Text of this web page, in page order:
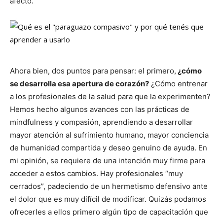
Ahora bien, dos puntos para pensar: el primero, ¿cómo
se desarrolla esa apertura de corazón? ¿Cómo entrenar
a los profesionales de la salud para que la experimenten?
Hemos hecho algunos avances con las prácticas de
mindfulness y compasión, aprendiendo a desarrollar
mayor atención al sufrimiento humano, mayor conciencia
de humanidad compartida y deseo genuino de ayuda. En
mi opinión, se requiere de una intención muy firme para
acceder a estos cambios. Hay profesionales “muy
cerrados”, padeciendo de un hermetismo defensivo ante
el dolor que es muy difícil de modificar. Quizás podamos
ofrecerles a ellos primero algún tipo de capacitación que